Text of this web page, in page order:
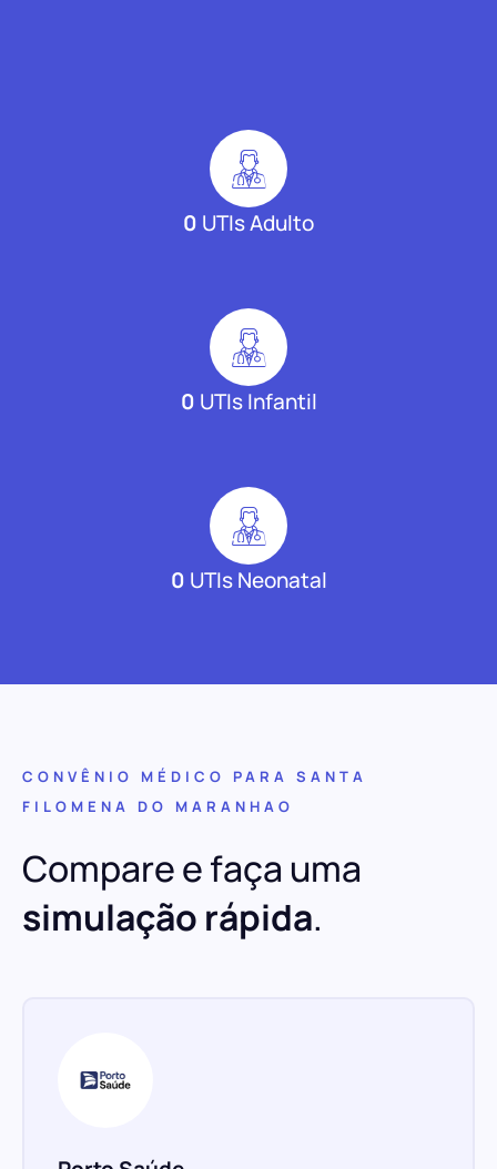
0 UTIs Adulto
0 UTIs Infantil
0 UTIs Neonatal
CONVÊNIO MÉDICO PARA SANTA
FILOMENA DO MARANHAO
Compare e faça uma
simulação rápida.